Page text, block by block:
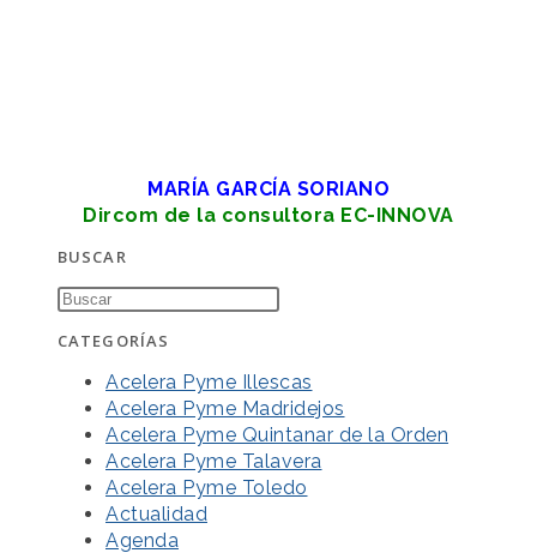
MARÍA GARCÍA SORIANO
Dircom de la consultora EC-INNOVA
BUSCAR
CATEGORÍAS
Acelera Pyme Illescas
Acelera Pyme Madridejos
Acelera Pyme Quintanar de la Orden
Acelera Pyme Talavera
Acelera Pyme Toledo
Actualidad
Agenda